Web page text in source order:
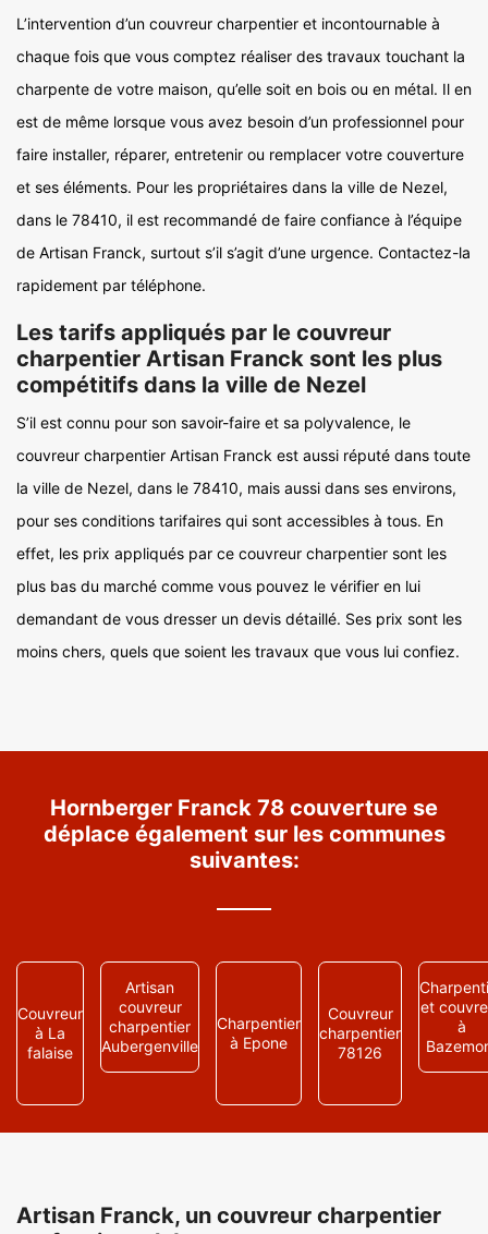
L’intervention d’un couvreur charpentier et incontournable à
chaque fois que vous comptez réaliser des travaux touchant la
charpente de votre maison, qu’elle soit en bois ou en métal. Il en
est de même lorsque vous avez besoin d’un professionnel pour
faire installer, réparer, entretenir ou remplacer votre couverture
et ses éléments. Pour les propriétaires dans la ville de Nezel,
dans le 78410, il est recommandé de faire confiance à l’équipe
de Artisan Franck, surtout s’il s’agit d’une urgence. Contactez-la
rapidement par téléphone.
Les tarifs appliqués par le couvreur
charpentier Artisan Franck sont les plus
compétitifs dans la ville de Nezel
S’il est connu pour son savoir-faire et sa polyvalence, le
couvreur charpentier Artisan Franck est aussi réputé dans toute
la ville de Nezel, dans le 78410, mais aussi dans ses environs,
pour ses conditions tarifaires qui sont accessibles à tous. En
effet, les prix appliqués par ce couvreur charpentier sont les
plus bas du marché comme vous pouvez le vérifier en lui
demandant de vous dresser un devis détaillé. Ses prix sont les
moins chers, quels que soient les travaux que vous lui confiez.
Hornberger Franck 78 couverture se
déplace également sur les communes
suivantes:
Couvreur
à La
falaise
Artisan
couvreur
charpentier
Aubergenville
Charpentier
à Epone
Couvreur
charpentier
78126
et
à
Artisan Franck, un couvreur charpentier